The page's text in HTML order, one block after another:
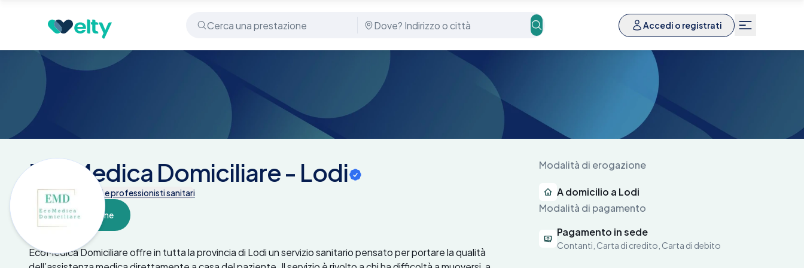
Accedi o registrati
Centri medici
EcoMedica Domiciliare - Lodi
Tutte le prestazioni e professionisti sanitari
Prenota online
EcoMedica Domiciliare offre in tutta la provincia di Lodi un servizio sanitario pensato per portare la qualità
Modalità di erogazione
A domicilio a Lodi
Modalità di pagamento
Pagamento in sede
Contanti, Carta di credito, Carta di debito